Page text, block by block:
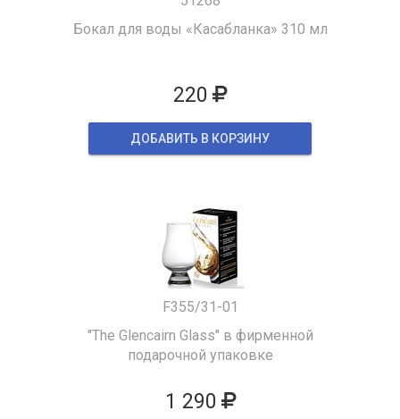
Бокал для воды «Касабланка» 310 мл
220
ДОБАВИТЬ В КОРЗИНУ
F355/31-01
"The Glencairn Glass" в фирменной
подарочной упаковке
1 290